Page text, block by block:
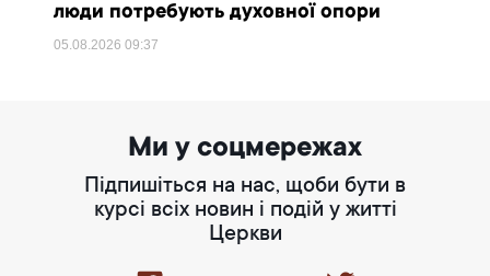
люди потребують духовної опори
05.08.202609:37
Ми у соцмережах
Підпишіться на нас, щоби бути в
курсі всіх новин і подій у житті
Церкви